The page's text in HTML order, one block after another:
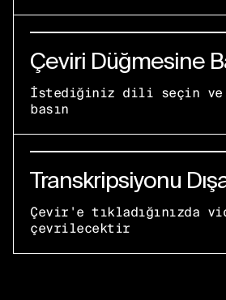
Çeviri Düğmesine
İstediğiniz dili seçin ve
basın
Transkripsiyonu
Çevir'e tıkladığınızda
çevrilecektir